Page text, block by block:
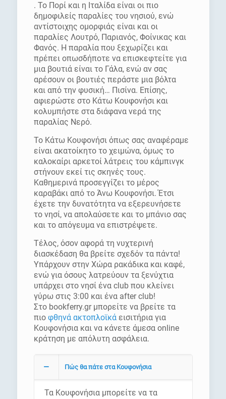
. Το Πορί και η Ιταλίδα είναι οι πιο
δημοφιλείς παραλίες του νησιού, ενώ
αντίστοιχης ομορφιάς είναι και οι
παραλίες Λουτρό, Παριανός, Φοίνικας και
Φανός. Η παραλία που ξεχωρίζει και
πρέπει οπωσδήποτε να επισκεφτείτε για
μια βουτιά είναι το Γάλα, ενώ αν σας
αρέσουν οι βουτιές περάστε μια βόλτα
και από την φυσική… Πισίνα. Επίσης,
αφιερώστε στο Κάτω Κουφονήσι και
κολυμπήστε στα διάφανα νερά της
παραλίας Νερό.
Το Κάτω Κουφονήσι όπως σας αναφέραμε
είναι ακατοίκητο το χειμώνα, όμως το
καλοκαίρι αρκετοί λάτρεις του κάμπινγκ
στήνουν εκεί τις σκηνές τους.
Καθημερινά προσεγγίζει το μέρος
καραβάκι από το Άνω Κουφονήσι. Έτσι
έχετε την δυνατότητα να εξερευνήσετε
το νησί, να απολαύσετε και το μπάνιο σας
και το απόγευμα να επιστρέψετε.
Τέλος, όσον αφορά τη νυχτερινή
διασκέδαση θα βρείτε σχεδόν τα πάντα!
Υπάρχουν στην Χώρα ρακάδικα και καφέ,
ενώ για όσους λατρεύουν τα ξενύχτια
υπάρχει στο νησί ένα club που κλείνει
γύρω στις 3:00 και ένα after club!
Στο bookferry.gr μπορείτε να βρείτε τα
πιο φθηνά ακτοπλοϊκάεισιτήρια για
Κουφονήσια και να κάνετε άμεσα online
κράτηση με απόλυτη ασφάλεια.
Πώς θα πάτε στα Κουφονήσια
Τα Κουφονήσια μπορείτε να τα